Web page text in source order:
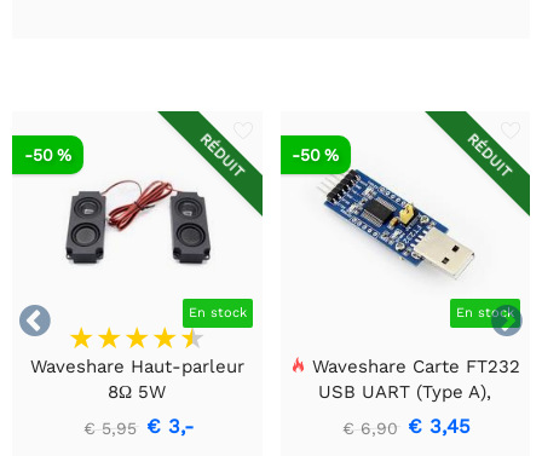


RÉDUIT
En stock
-50 %
Waveshare Haut-parleur
8Ω 5W
€ 5,95 € 3,-
RÉDUIT
En stock
-50 %
Waveshare Carte FT232
USB UART (Type A),
Module de communication
USB vers TTL (UART)
€ 6,90 € 3,45